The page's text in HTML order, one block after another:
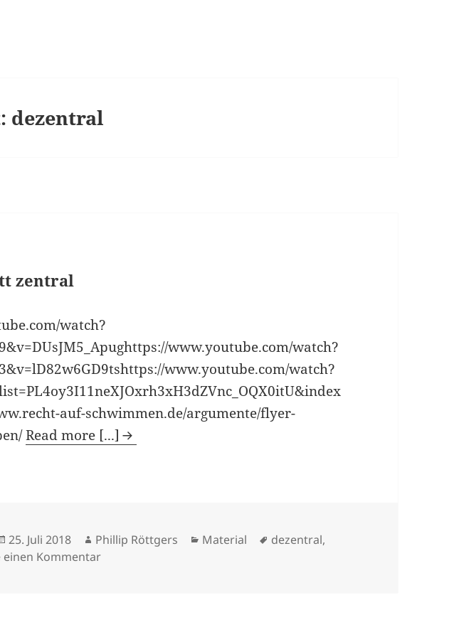
dezentral
zentral
watch?
www.youtube.com/watch?
www.youtube.com/watch?
auf-schwimmen.de/argumente/flyer-
Read more [...]
25. Juli 2018 Phillip Röttgers Material dezentral,
einen Kommentar